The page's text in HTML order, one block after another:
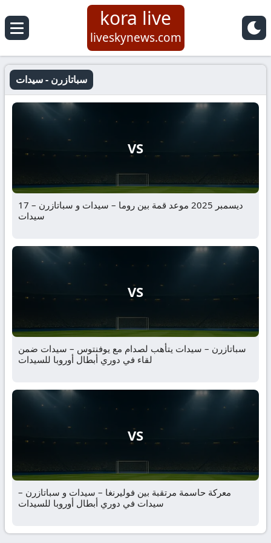
kora live
liveskynews.com
سباتازرن - سيدات
VS
17 ديسمبر 2025 موعد قمة بين روما – سيدات و سباتازرن –
سيدات
VS
سباتازرن – سيدات يتأهب لصدام مع يوفنتوس – سيدات ضمن
لقاء في دوري أبطال أوروبا للسيدات
VS
معركة حاسمة مرتقبة بين فوليرنغا – سيدات و سباتازرن –
سيدات في دوري أبطال أوروبا للسيدات